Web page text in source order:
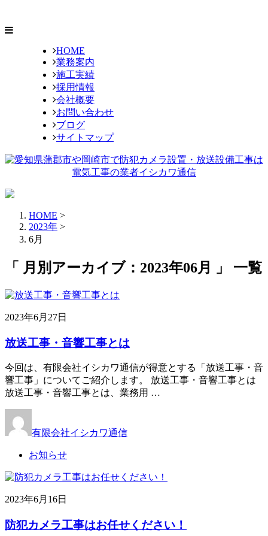
HOME
業務案内
施工実績
採用情報
会社概要
お問い合わせ
ブログ
サイトマップ
HOME >
2023年 >
6月
「 月別アーカイブ：2023年06月 」 一覧
2023年6月27日
放送工事・音響工事とは
今回は、有限会社イシカワ通信が得意とする「放送工事・音
響工事」についてご紹介します。 放送工事・音響工事とは
放送工事・音響工事とは、業務用 …
有限会社イシカワ通信
お知らせ
2023年6月16日
防犯カメラ工事はお任せください！